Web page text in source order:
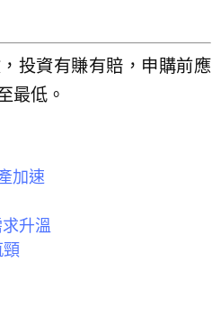
投資有賺有賠，申購前應
最低。
加速
升溫